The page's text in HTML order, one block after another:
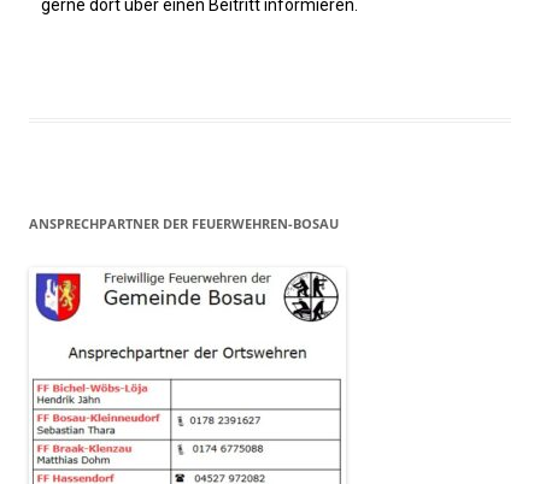
gerne dort über einen Beitritt informieren.
ANSPRECHPARTNER DER FEUERWEHREN-BOSAU